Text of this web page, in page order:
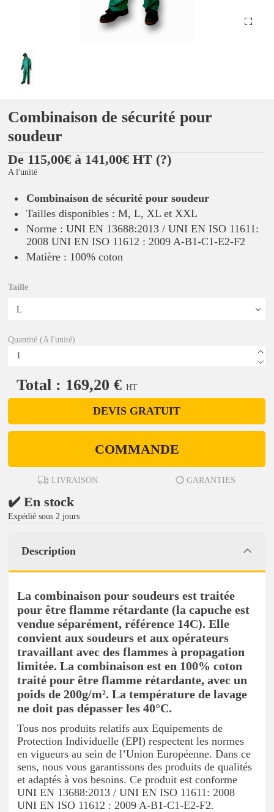
Combinaison de sécurité pour
soudeur
De 115,00€ à 141,00€ HT (?)
A l'unité
Combinaison de sécurité pour soudeur
Tailles disponibles : M, L, XL et XXL
Norme : UNI EN 13688:2013 / UNI EN ISO 11611:
2008 UNI EN ISO 11612 : 2009 A-B1-C1-E2-F2
Matière : 100% coton
Taille
Quantité (A l'unité)
Total : 169,20 € HT
DEVIS GRATUIT
COMMANDE
LIVRAISON GARANTIES
✔️ En stock
Expédié sous 2 jours
Description
La combinaison pour soudeurs est traitée
pour être flamme rétardante (la capuche est
vendue séparément, référence 14C). Elle
convient aux soudeurs et aux opérateurs
travaillant avec des flammes à propagation
limitée. La combinaison est en 100% coton
traité pour être flamme rétardante, avec un
poids de 200g/m². La température de lavage
ne doit pas dépasser les 40°C.
Tous nos produits relatifs aux Equipements de
Protection Individuelle (EPI) respectent les normes
en vigueurs au sein de l’Union Européenne. Dans ce
sens, nous vous garantissons des produits de qualités
et adaptés à vos besoins. Ce produit est conforme
UNI EN 13688:2013 / UNI EN ISO 11611: 2008
UNI EN ISO 11612 : 2009 A-B1-C1-E2-F2.